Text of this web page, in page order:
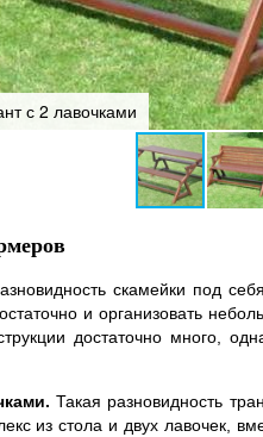
с 2 лавочками
скамейки под
и организовать
достаточно много,
Такая разновидность
из стола и двух лавочек,